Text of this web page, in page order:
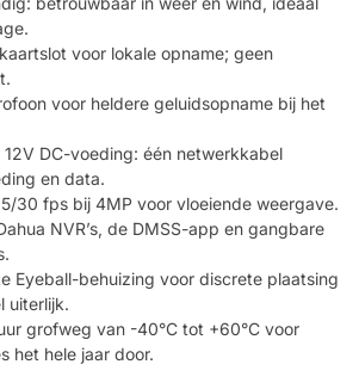
voor lokale opname; geen
voor heldere geluidsopname bij het
DC-voeding: één netwerkkabel
en data.
30 fps bij 4MP voor vloeiende weergave.
NVR’s, de DMSS-app en gangbare
Eyeball-behuizing voor discrete plaatsing
uiterlijk.
grofweg van -40°C tot +60°C voor
het hele jaar door.